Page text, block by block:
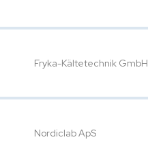
Fryka-Kältetechnik GmbH
Nordiclab ApS